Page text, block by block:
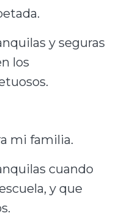
y seguras
los
mi familia.
cuando
y que